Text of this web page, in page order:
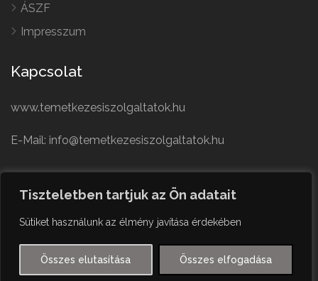
Tiszteletben tartjuk az Ön adatait
Sütiket használunk az élmény javítása érdekében
Összes elutasítása Összes elfogadása
ÁSZF
Impresszum
Kapcsolat
www.temetkezesiszolgaltatok.hu
E-Mail: info@temetkezesiszolgaltatok.hu
© Minden jog fenntartva
English
Czech
German